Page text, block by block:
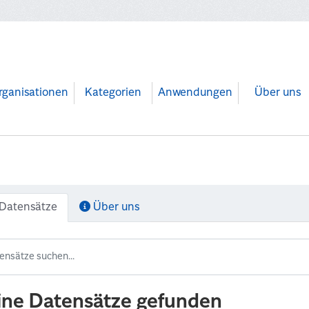
Kategorien Anwendungen Über uns
Über uns
Datensätze gefunden